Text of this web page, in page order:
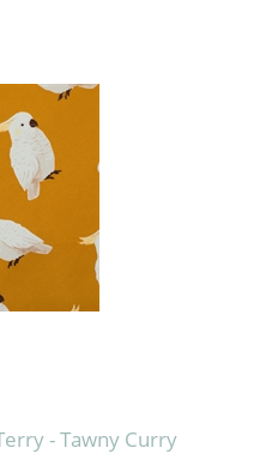
- Tawny Curry